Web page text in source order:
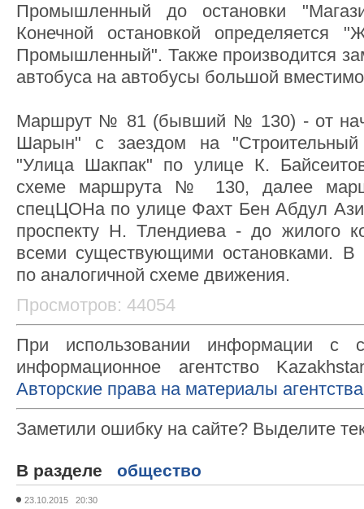
Промышленный до остановки
Конечной остановкой определяется
Промышленный". Также производится
автобуса на автобусы большой
Маршрут № 81 (бывший № 130) - от
Шарын" с заездом на
"Улица Шакпак" по улице К.
схеме маршрута № 130, далее
спецЦОНа по улице Фахт Бен Абдул
проспекту Н. Тлендиева - до жилого
всеми существующими остановками. В
по аналогичной схеме движения.
Просмотров: 44054
При использовании информации с
информационное агентство
Авторские права на материалы
Заметили ошибку на сайте? Выделите
В разделе общество
23.10.2015 20:30